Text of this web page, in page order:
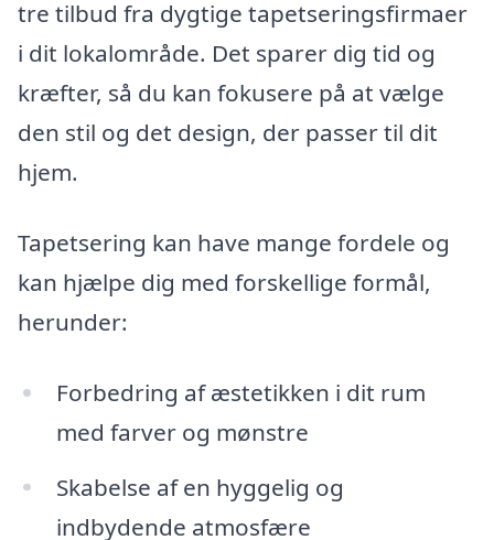
tre tilbud fra dygtige tapetseringsfirmaer
i dit lokalområde. Det sparer dig tid og
kræfter, så du kan fokusere på at vælge
den stil og det design, der passer til dit
hjem.
Tapetsering kan have mange fordele og
kan hjælpe dig med forskellige formål,
herunder:
Forbedring af æstetikken i dit rum
med farver og mønstre
Skabelse af en hyggelig og
indbydende atmosfære